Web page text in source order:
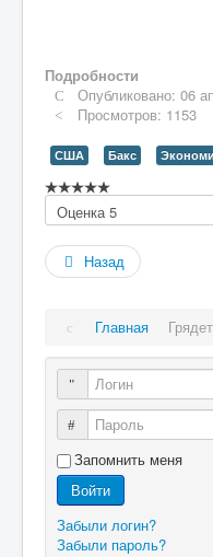
Подробности
Опубликовано: 06
Просмотров: 1153
США Бакс
Рейтинг:
/
Пожалуйста,
оцените
Назад
Главная
Логин
Пароль
Запомнить меня
Войти
Забыли логин?
Забыли пароль?